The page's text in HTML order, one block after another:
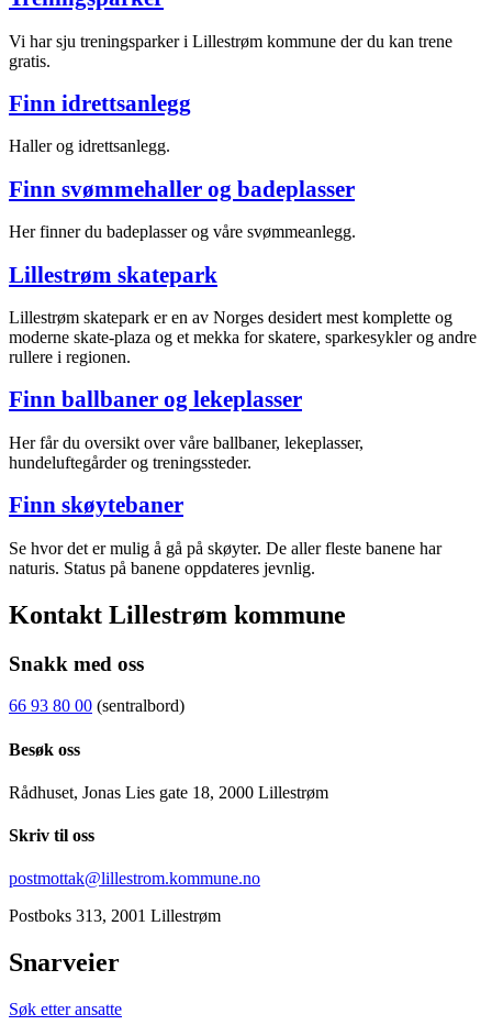
Vi har sju treningsparker i Lillestrøm kommune der du kan trene
gratis.
Finn idrettsanlegg
Haller og idrettsanlegg.
Finn svømmehaller og badeplasser
Her finner du badeplasser og våre svømmeanlegg.
Lillestrøm skatepark
Lillestrøm skatepark er en av Norges desidert mest komplette og
moderne skate-plaza og et mekka for skatere, sparkesykler og andre
rullere i regionen.
Finn ballbaner og lekeplasser
Her får du oversikt over våre ballbaner, lekeplasser,
hundeluftegårder og treningssteder.
Finn skøytebaner
Se hvor det er mulig å gå på skøyter. De aller fleste banene har
naturis. Status på banene oppdateres jevnlig.
Kontakt Lillestrøm kommune
Snakk med oss
66 93 80 00 (sentralbord)
Besøk oss
Rådhuset, Jonas Lies gate 18, 2000 Lillestrøm
Skriv til oss
postmottak@lillestrom.kommune.no
Postboks 313, 2001 Lillestrøm
Snarveier
Søk etter ansatte